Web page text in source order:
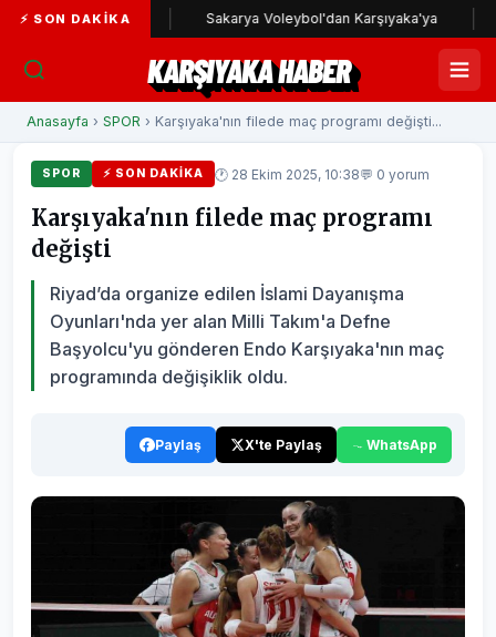
⚡ SON DAKIKA
yolunda Sakarya Voleybol'dan Karşıyaka'ya
KARŞIYAKA HABER
Anasayfa › SPOR › Karşıyaka'nın filede maç programı değişti...
SPOR ⚡ SON DAKIKA 🕐 28 Ekim 2025, 10:38💬 0 yorum
Karşıyaka'nın filede maç programı
değişti
Riyad’da organize edilen İslami Dayanışma
Oyunları'nda yer alan Milli Takım'a Defne
Başyolcu'yu gönderen Endo Karşıyaka'nın maç
programında değişiklik oldu.
Paylaş X'te Paylaş WhatsApp